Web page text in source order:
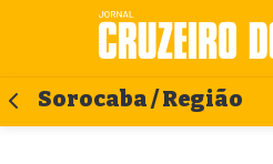
Sorocaba / Região